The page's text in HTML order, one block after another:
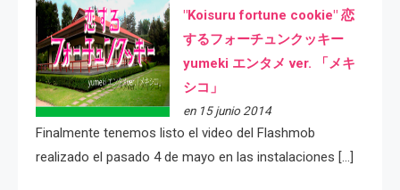
"Koisuru fortune cookie" 恋
するフォーチュンクッキー
yumeki エンタメ ver. 「メキ
シコ」
en 15 junio 2014
Finalmente tenemos listo el video del Flashmob
realizado el pasado 4 de mayo en las instalaciones […]